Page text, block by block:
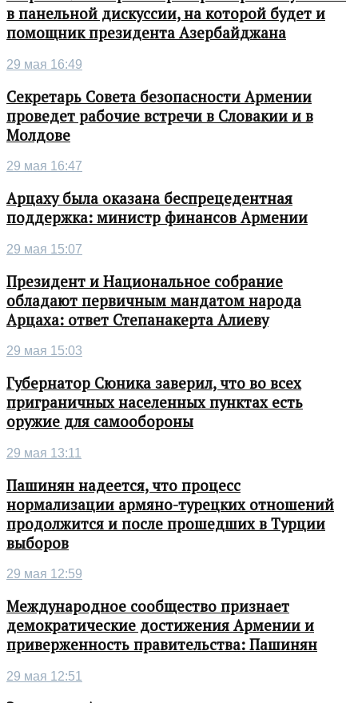
в панельной дискуссии, на которой будет и
помощник президента Азербайджана
29 мая 16:49
Секретарь Совета безопасности Армении
проведет рабочие встречи в Словакии и в
Молдове
29 мая 16:47
Арцаху была оказана беспрецедентная
поддержка: министр финансов Армении
29 мая 15:07
Президент и Национальное собрание
обладают первичным мандатом народа
Арцаха: ответ Степанакерта Алиеву
29 мая 15:03
Губернатор Сюника заверил, что во всех
приграничных населенных пунктах есть
оружие для самообороны
29 мая 13:11
Пашинян надеется, что процесс
нормализации армяно-турецких отношений
продолжится и после прошедших в Турции
выборов
29 мая 12:59
Международное сообщество признает
демократические достижения Армении и
приверженность правительства: Пашинян
29 мая 12:51